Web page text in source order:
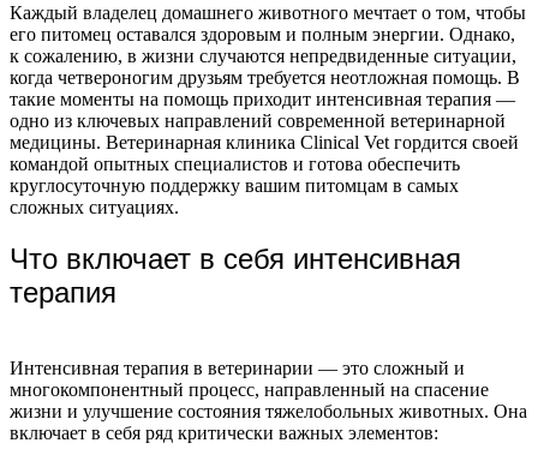
Каждый владелец домашнего животного мечтает о том, чтобы
его питомец оставался здоровым и полным энергии. Однако,
к сожалению, в жизни случаются непредвиденные ситуации,
когда четвероногим друзьям требуется неотложная помощь. В
такие моменты на помощь приходит интенсивная терапия —
одно из ключевых направлений современной ветеринарной
медицины. Ветеринарная клиника Clinical Vet гордится своей
командой опытных специалистов и готова обеспечить
круглосуточную поддержку вашим питомцам в самых
сложных ситуациях.
Что включает в себя интенсивная
терапия
Интенсивная терапия в ветеринарии — это сложный и
многокомпонентный процесс, направленный на спасение
жизни и улучшение состояния тяжелобольных животных. Она
включает в себя ряд критически важных элементов: